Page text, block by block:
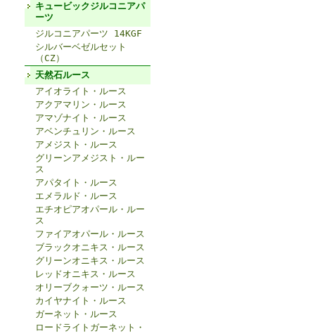
キュービックジルコニアパ
ーツ
ジルコニアパーツ 14KGF
シルバーベゼルセット
（CZ）
天然石ルース
アイオライト・ルース
アクアマリン・ルース
アマゾナイト・ルース
アベンチュリン・ルース
アメジスト・ルース
グリーンアメジスト・ルー
ス
アパタイト・ルース
エメラルド・ルース
エチオピアオパール・ルー
ス
ファイアオパール・ルース
ブラックオニキス・ルース
グリーンオニキス・ルース
レッドオニキス・ルース
オリーブクォーツ・ルース
カイヤナイト・ルース
ガーネット・ルース
ロードライトガーネット・